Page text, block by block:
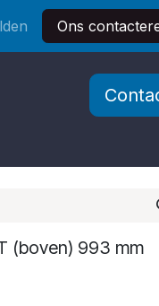
Ons
(boven) 993 mm